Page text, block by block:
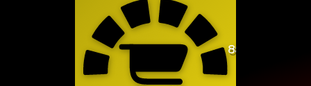
850